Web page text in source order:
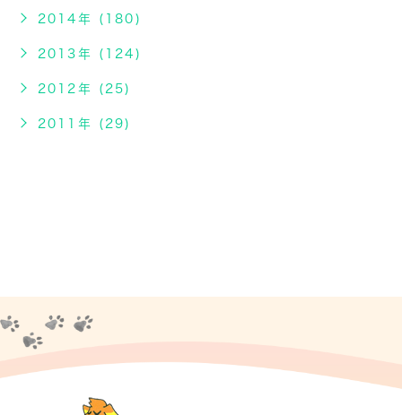
2014年 (180)
2013年 (124)
2012年 (25)
2011年 (29)